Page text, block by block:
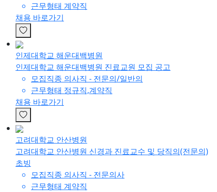
근무형태 계약직
채용 바로가기
인제대학교 해운대백병원
인제대학교 해운대백병원 진료교원 모집 공고
모집직종 의사직 - 전문의/일반의
근무형태 정규직,계약직
채용 바로가기
고려대학교 안산병원
고려대학교 안산병원 신경과 진료교수 및 당직의(전문의)
초빙
모집직종 의사직 - 전문의사
근무형태 계약직